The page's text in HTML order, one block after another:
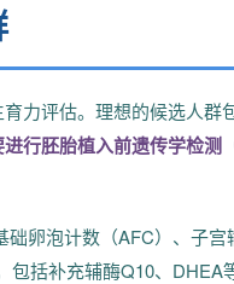
力评估。理想的候选人群包
行胚胎植入前遗传学检测
卵泡计数（AFC）、子
括补充辅酶Q10、DHEA